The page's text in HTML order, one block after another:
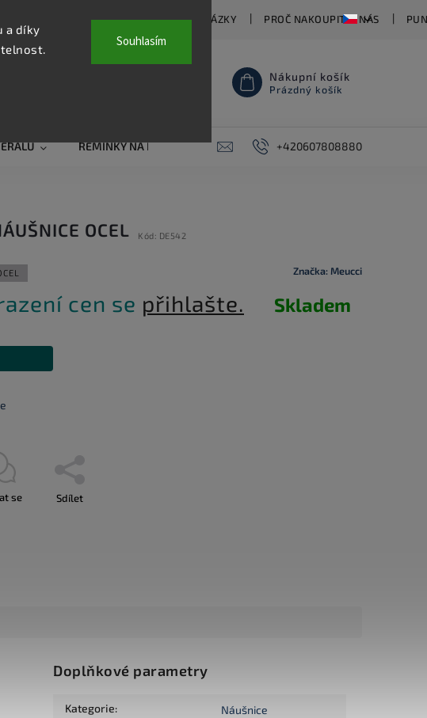
a díky
Souhlasím
ČASTO KLADENÉ OTÁZKY PROČ NAKOUPIT U NÁS
Nákupní košík
Prázdný košík
ŘEMÍNKY NA HODINKY AKCE PIERCING
+420607808880
OCEL Kód: DE542
Značka: Meucci
cen se přihlašte. Skladem
se Sdílet
Doplňkové parametry
Kategorie: Náušnice